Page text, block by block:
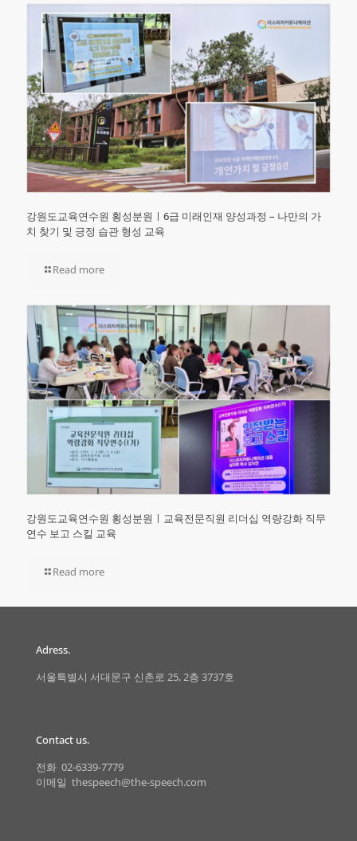
강원도교육연수원 횡성분원ㅣ6급 미래인재 양성과정 – 나만의 가
치 찾기 및 긍정 습관 형성 교육
Read more
강원도교육연수원 횡성분원ㅣ교육전문직원 리더십 역량강화 직무
연수 보고 스킬 교육
Read more
Adress.
서울특별시 서대문구 신촌로 25, 2층 3737호
Contact us.
전화 02-6339-7779
이메일 thespeech@the-speech.com